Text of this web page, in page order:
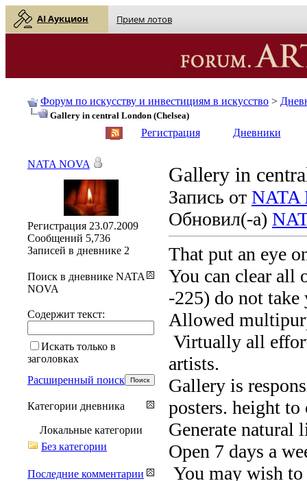
AI Аукцион Прием лотов
Форум по искусству и инвестициям в искусство >
Gallery in central London (Chelsea)
Регистрация Дневники
Gallery in
Запись от NATA
Обновил(-а)
That put an eye
You can clear all
-225) do not
Allowed
Virtually all
artists.
Gallery is
posters. height
Generate natural
Open 7 days a
You may wish
NATA NOVA
Регистрация 23.07.2009
Сообщений 5,736
Записей в дневнике 2
Поиск в дневнике NATA
NOVA
Содержит текст:
Искать только в
заголовках
Расширенный поиск
Категории дневника
Локальные категории
Без категории
Последние комментарии